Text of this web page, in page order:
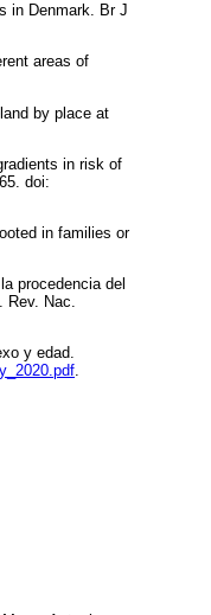
in Denmark. Br J
areas of
by place at
in risk of
doi:
in families or
procedencia del
Rev. Nac.
y edad.
.